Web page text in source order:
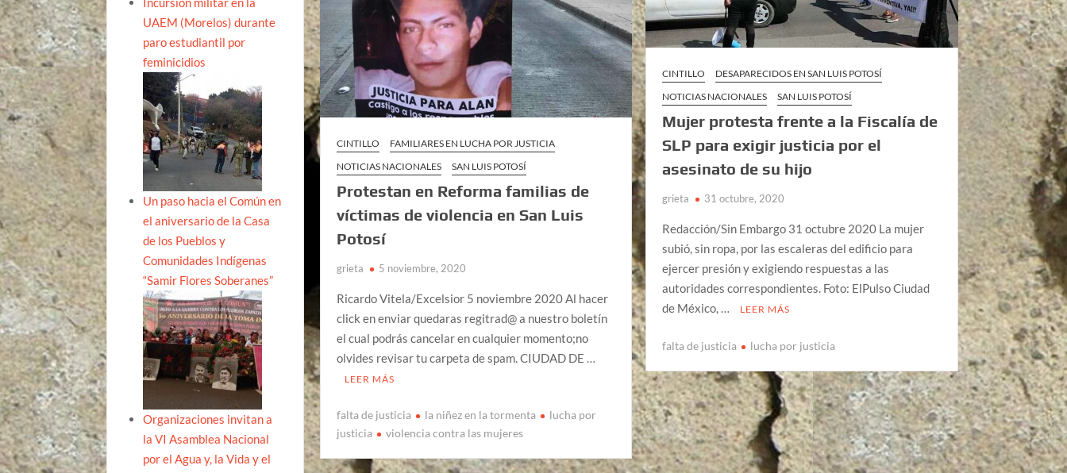
CINTILLO
FAMILIARES EN LUCHA POR JUSTICIA
NOTICIAS NACIONALES
SAN LUIS POTOSÍ
Protestan en Reforma familias de
víctimas de violencia en San Luis
Potosí
grieta 5 noviembre, 2020
Ricardo Vitela/Excelsior 5 noviembre 2020 Al hacer
click en enviar quedaras regitrad@ a nuestro boletín
el cual podrás cancelar en cualquier momento;no
olvides revisar tu carpeta de spam. CIUDAD DE …
LEER MÁS
falta de justicia la niñez en la tormenta
lucha por
justicia
violencia contra las mujeres
CINTILLO
DESAPARECIDOS EN SAN LUIS POTOSÍ
NOTICIAS NACIONALES
SAN LUIS POTOSÍ
Mujer protesta frente a la Fiscalía de
SLP para exigir justicia por el
asesinato de su hijo
grieta 31 octubre, 2020
Redacción/Sin Embargo 31 octubre 2020 La mujer
subió, sin ropa, por las escaleras del edificio para
ejercer presión y exigiendo respuestas a las
autoridades correspondientes. Foto: ElPulso Ciudad
de México, …
LEER MÁS
falta de justicia lucha por justicia
UAEM (Morelos) durante
paro estudiantil por
feminicidios
Un paso hacia el Común en
el aniversario de la Casa
de los Pueblos y
Comunidades Indígenas
“Samir Flores Soberanes”
Organizaciones invitan a
la VI Asamblea Nacional
por el Agua y, la Vida y el